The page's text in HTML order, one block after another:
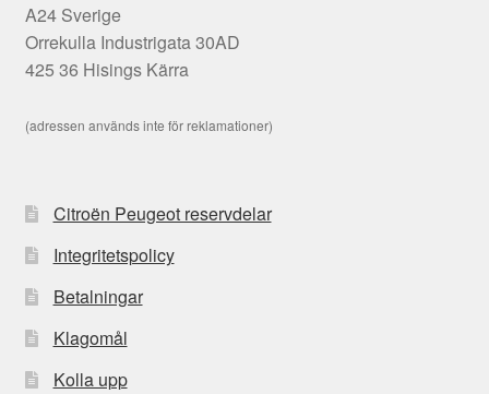
A24 Sverige
Orrekulla Industrigata 30AD
425 36 Hisings Kärra
(adressen används inte för reklamationer)
Citroën Peugeot reservdelar
Integritetspolicy
Betalningar
Klagomål
Kolla upp